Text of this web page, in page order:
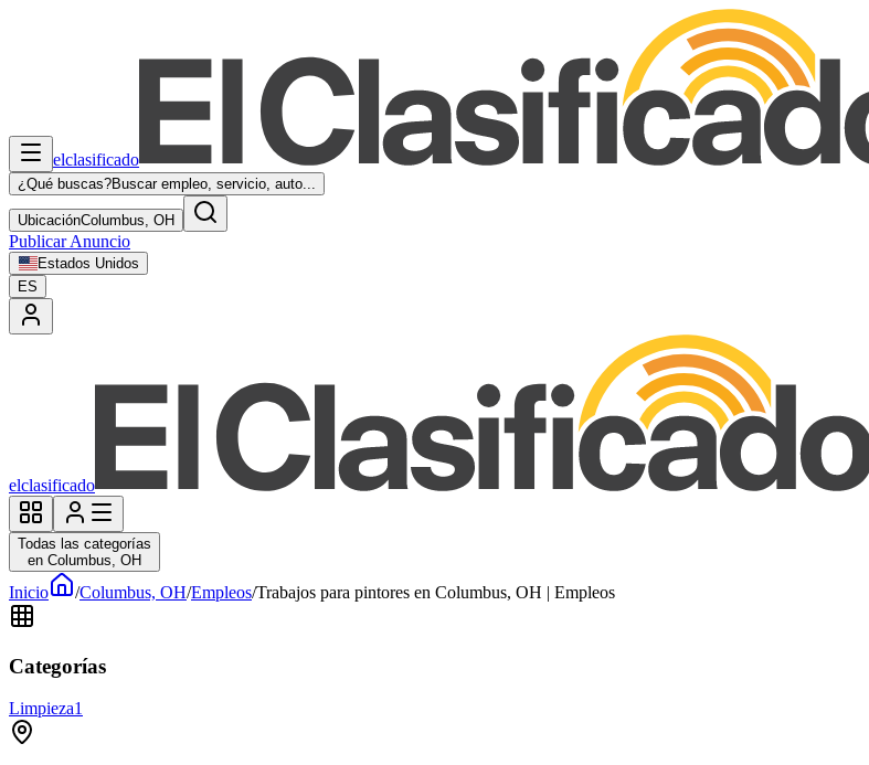
elclasificado
¿Qué buscas?Buscar empleo, servicio, auto...
UbicaciónColumbus, OH
Publicar Anuncio
Estados Unidos
ES
elclasificado
Todas las categorías
en Columbus, OH
Inicio /Columbus, OH/Empleos/Trabajos para pintores en Columbus, OH | Empleos
Categorías
Limpieza1